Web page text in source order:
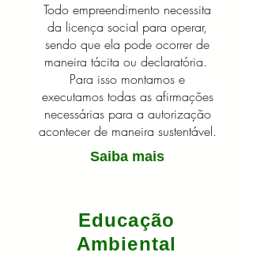
Todo empreendimento necessita
da licença social para operar,
sendo que ela pode ocorrer de
maneira tácita ou declaratória.
Para isso montamos e
executamos todas as afirmações
necessárias para a autorização
acontecer de maneira sustentável.
Saiba mais
Educação
Ambiental